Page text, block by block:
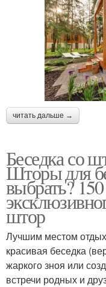
читать дальше →
Беседка со
Шторы для
выбрать?
штор
Лучшим местом
красивая беседка
жаркого зноя или
встречи родных и